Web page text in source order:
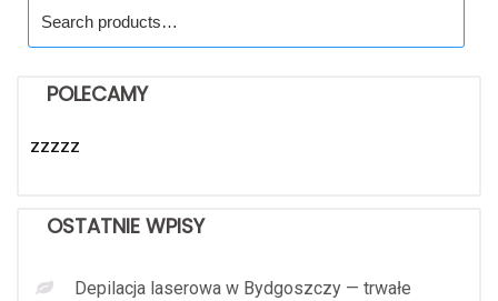
for:
POLECAMY
zzzzz
OSTATNIE WPISY
Depilacja laserowa w Bydgoszczy — trwałe